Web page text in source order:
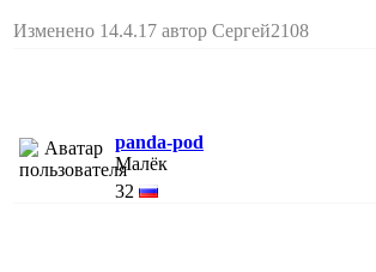
Изменено 14.4.17 автор Сергей2108
panda-pod
Малёк
32